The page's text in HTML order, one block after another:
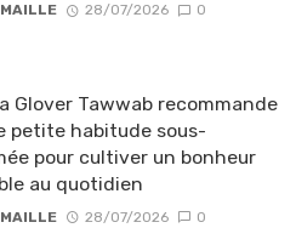
28/07/2026 0
Glover Tawwab recommande
petite habitude sous-
pour cultiver un bonheur
au quotidien
28/07/2026 0